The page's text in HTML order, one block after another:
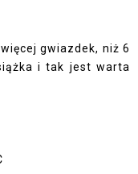
gwiazdek, niż 6
i tak jest warta